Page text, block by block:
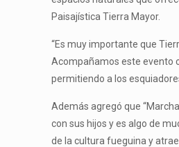
Paisajística Tierra Mayor.
“Es muy importante que
Acompañamos este evento
permitiendo a los
Además agregó que
con sus hijos y es algo de
de la cultura fueguina y